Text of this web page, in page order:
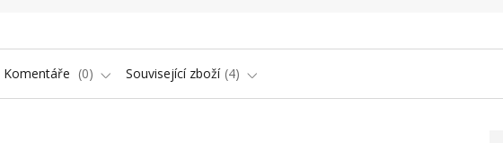
Komentáře 0 Související zboží 4